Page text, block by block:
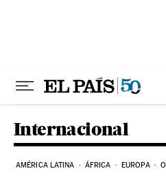
Internacional
AMÉRICA LATINA ÁFRICA EUROPA